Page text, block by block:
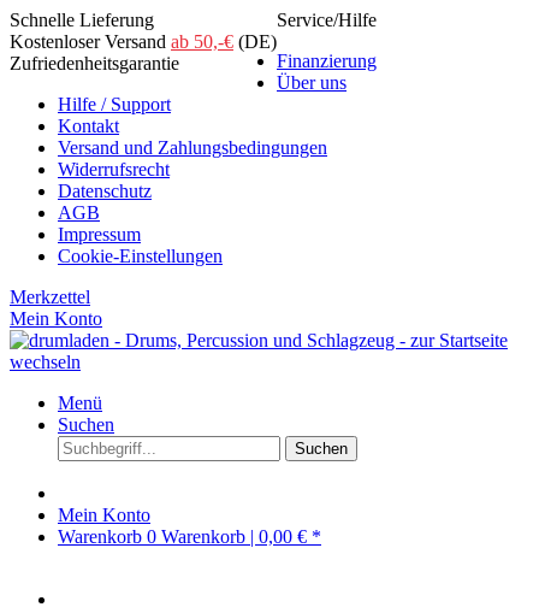
Schnelle Lieferung
Kostenloser Versand ab 50,-€ (DE)
Zufriedenheitsgarantie
Service/Hilfe
Finanzierung
Über uns
Hilfe / Support
Kontakt
Versand und Zahlungsbedingungen
Widerrufsrecht
Datenschutz
AGB
Impressum
Cookie-Einstellungen
Merkzettel
Mein Konto
Menü
Suchen
Suchen
Mein Konto
Warenkorb 0 Warenkorb | 0,00 € *